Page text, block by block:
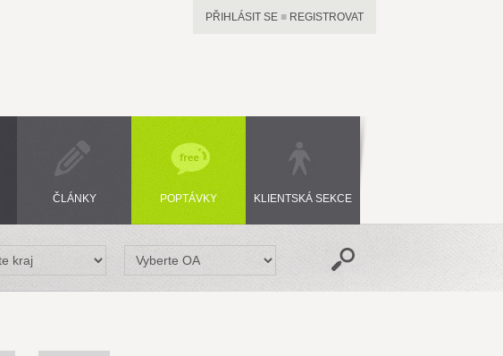
PŘIHLÁSIT SE ■ REGISTROVAT
ČLÁNKY POPTÁVKY KLIENTSKÁ SEKCE